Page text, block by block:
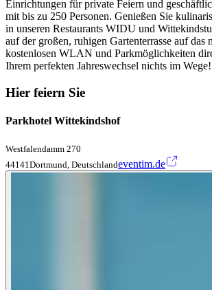
Einrichtungen für private Feiern und
mit bis zu 250 Personen. Genießen Sie
in unseren Restaurants WIDU und
auf der großen, ruhigen Gartenterrasse auf das
kostenlosen WLAN und Parkmöglichkeiten
Ihrem perfekten Jahreswechsel nichts im Wege!
Hier feiern Sie
Parkhotel Wittekindshof
Westfalendamm 270
44141Dortmund, Deutschlandeventim.de